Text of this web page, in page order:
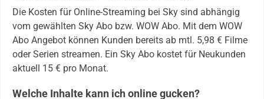
Die Kosten für Online-Streaming bei Sky sind abhängig
vom gewählten Sky Abo bzw. WOW Abo. Mit dem WOW
Abo Angebot können Kunden bereits ab mtl. 5,98 € Filme
oder Serien streamen. Ein Sky Abo kostet für Neukunden
aktuell 15 € pro Monat.
Welche Inhalte kann ich online gucken?